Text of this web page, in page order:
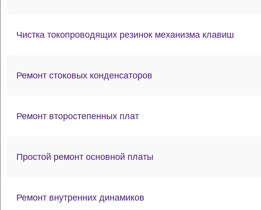
Чистка токопроводящих резинок механизма клавиш
Ремонт стоковых конденсаторов
Ремонт второстепенных плат
Простой ремонт основной платы
Ремонт внутренних динамиков